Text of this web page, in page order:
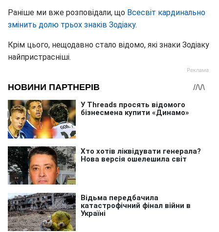
Раніше ми вже розповідали, що Всесвіт кардинально
змінить долю трьох знаків Зодіаку.
Крім цього, нещодавно стало відомо, які знаки Зодіаку
найпристрасніші.